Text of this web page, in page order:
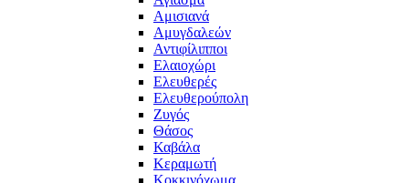
Αμισιανά
Αμυγδαλεών
Αντιφίλιπποι
Ελαιοχώρι
Ελευθερές
Ελευθερούπολη
Ζυγός
Θάσος
Καβάλα
Κεραμωτή
Κοκκινόχωμα